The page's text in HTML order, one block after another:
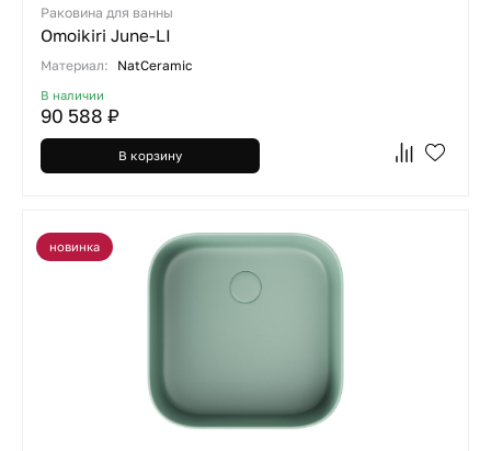
Раковина для ванны
Omoikiri June-LI
Материал: NatCeramic
В наличии
90 588 ₽
В корзину
новинка